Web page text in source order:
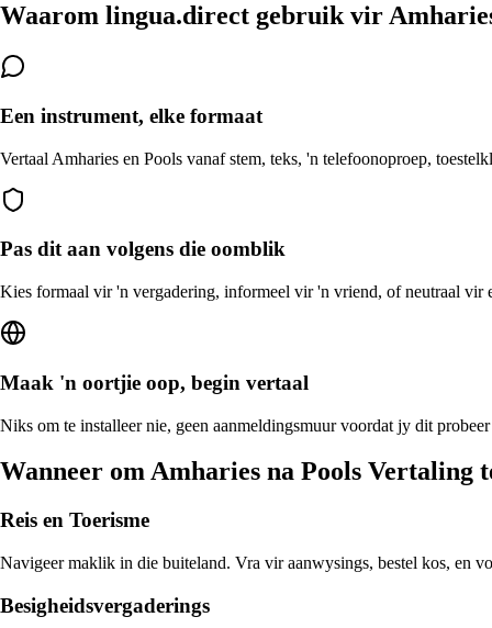
Waarom lingua.direct gebruik vir
Een instrument, elke formaat
Vertaal Amharies en Pools vanaf stem, teks, 'n telefoonoproep,
Pas dit aan volgens die oomblik
Kies formaal vir 'n vergadering, informeel vir 'n vriend, of neutraal vir
Maak 'n oortjie oop, begin vertaal
Niks om te installeer nie, geen aanmeldingsmuur voordat jy dit
Wanneer om Amharies na Pools Vertaling
Reis en Toerisme
Navigeer maklik in die buiteland. Vra vir aanwysings, bestel kos, en
Besigheidsvergaderings